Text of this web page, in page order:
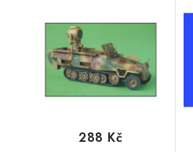
288 Kč